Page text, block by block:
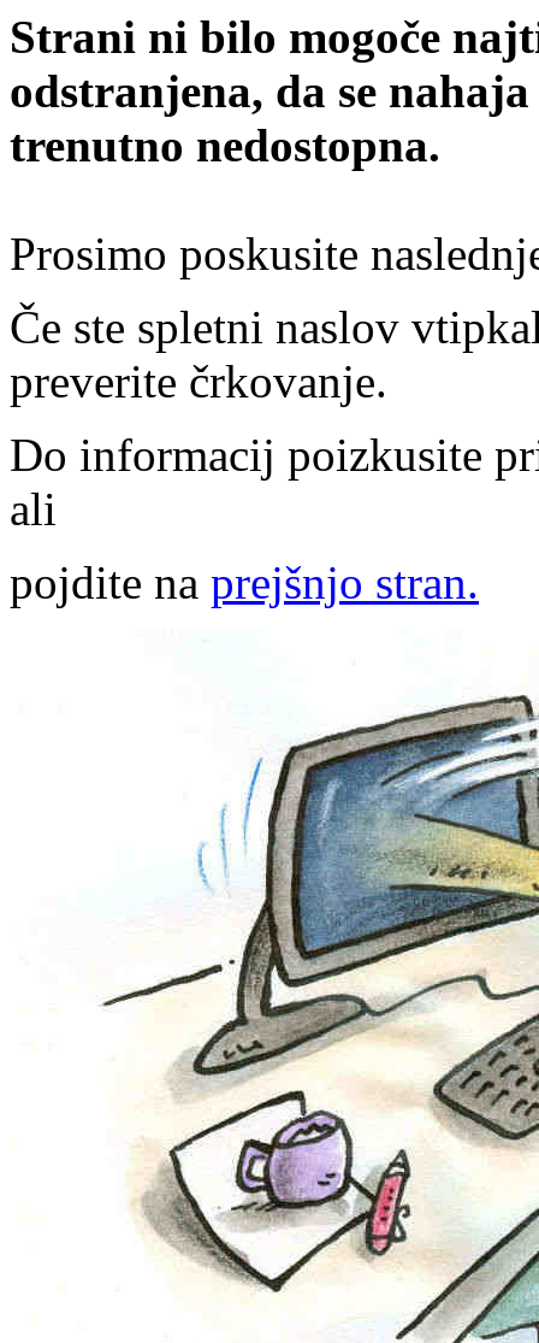
Strani ni bilo mogoče
odstranjena, da se
trenutno nedostopna.
Prosimo poskusite
Če ste spletni naslov
preverite črkovanje.
Do informacij poizkusite
ali
pojdite na prejšnjo stran.